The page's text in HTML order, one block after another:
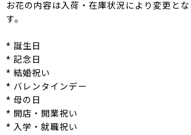
お花の内容は入荷・在庫状況により変更と
す。
* 誕生日
* 記念日
* 結婚祝い
* バレンタインデー
* 母の日
* 開店・開業祝い
* 入学・就職祝い